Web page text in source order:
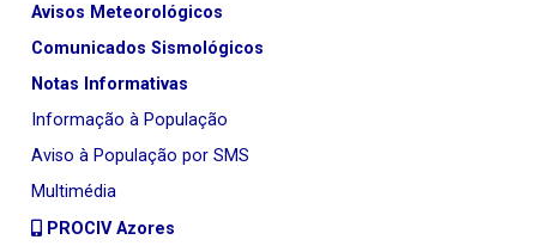
Avisos Meteorológicos
Comunicados Sismológicos
Notas Informativas
Informação à População
Aviso à População por SMS
Multimédia
PROCIV Azores